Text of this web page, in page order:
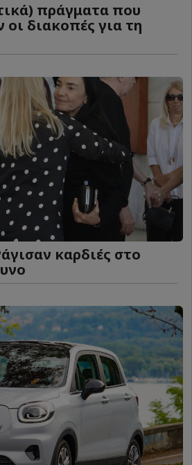
πράγματα που
διακοπές για τη
καρδιές στο